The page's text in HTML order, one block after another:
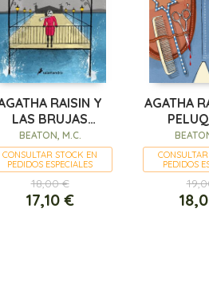
RAISIN Y
LAS BRUJAS
DESDICHADAS
BEATON, M.C.
CONSULTAR STOCK EN
PEDIDOS ESPECIALES
18,00 €
17,10 €
AGATHA
PEDIDOS